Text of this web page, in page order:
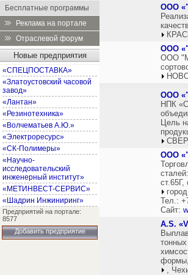
Бесплатные программы
Реклама на портале
Отраслевой форум
Новые предприятия
«СПЕЦПОСТАВКА»
«Златоустовский часовой
завод»
«Лантан»
«Резинотехника»
«Волчематьев А.Ю.»
«Электроресурс»
«СК-Полимеры»
«Научно-
исследовательский
инженерный институт»
«МЕТИНВЕСТ-СЕРВИС»
«Шадрин Инжиниринг»
Предприятий на портале:
8577
Добавить предприятие
ООО
ООО
ООО
ООО
НПК
Цель
ООО
Тел.:
Сайт:
A.S.
,